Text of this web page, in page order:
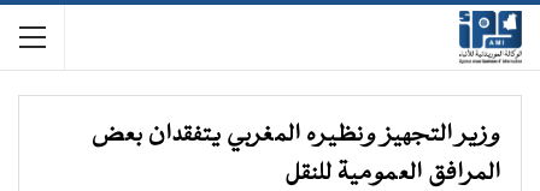
وزير التجهيز ونظيره المغربي يتفقدان بعض
المرافق العمومية للنقل